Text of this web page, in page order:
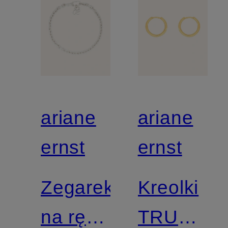
ariane
ernst
Zegarek
na rękę
ariane
ernst
Kreolki
TRUE